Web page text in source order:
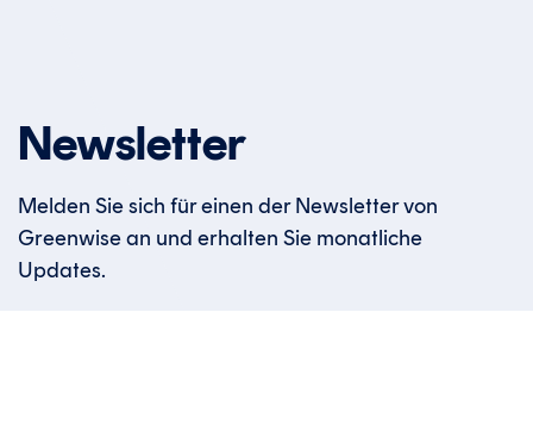
Newsletter
Melden Sie sich für einen der Newsletter von
Greenwise an und erhalten Sie monatliche
Updates.